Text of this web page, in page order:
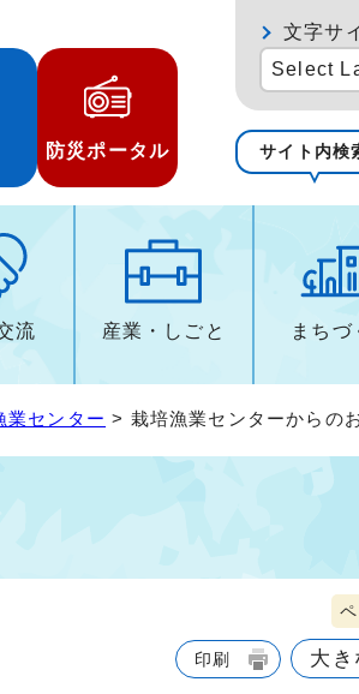
防災ポータル
文字サ
Select
サイト内検
流 産業・しごと まちづ
業センター > 栽培漁業センターからの
印刷 大き